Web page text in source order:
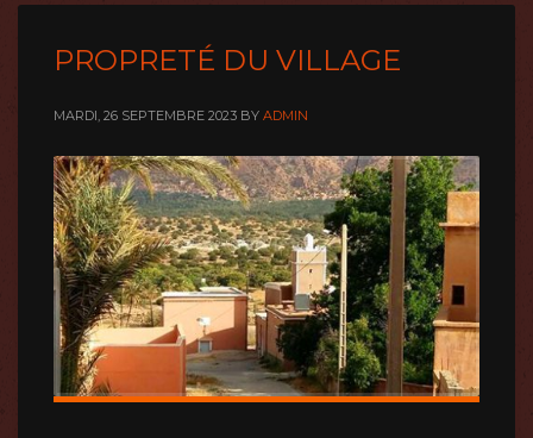
PROPRETÉ DU VILLAGE
MARDI, 26 SEPTEMBRE 2023 BY ADMIN